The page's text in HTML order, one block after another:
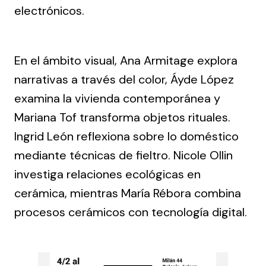
electrónicos.
En el ámbito visual, Ana Armitage explora
narrativas a través del color, Áyde López
examina la vivienda contemporánea y
Mariana Tof transforma objetos rituales.
Ingrid León reflexiona sobre lo doméstico
mediante técnicas de fieltro. Nicole Ollin
investiga relaciones ecológicas en
cerámica, mientras María Rébora combina
procesos cerámicos con tecnología digital.